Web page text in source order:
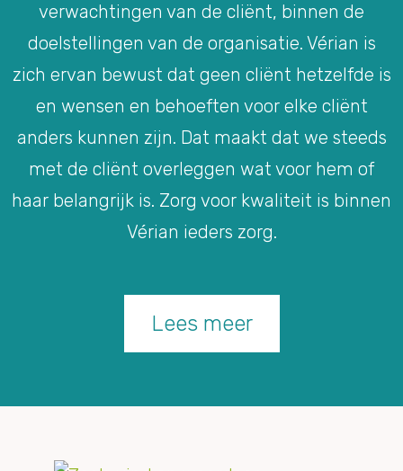
verwachtingen van de cliënt, binnen de
doelstellingen van de organisatie. Vérian is
zich ervan bewust dat geen cliënt hetzelfde is
en wensen en behoeften voor elke cliënt
anders kunnen zijn. Dat maakt dat we steeds
met de cliënt overleggen wat voor hem of
haar belangrijk is. Zorg voor kwaliteit is binnen
Vérian ieders zorg.
Lees meer